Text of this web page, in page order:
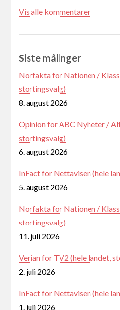
Vis alle kommentarer
Siste målinger
Norfakta for Nationen /
stortingsvalg)
8. august 2026
Opinion for ABC Nyheter /
stortingsvalg)
6. august 2026
InFact for Nettavisen (hele
5. august 2026
Norfakta for Nationen /
stortingsvalg)
11. juli 2026
Verian for TV2 (hele landet,
2. juli 2026
InFact for Nettavisen (hele
1. juli 2026